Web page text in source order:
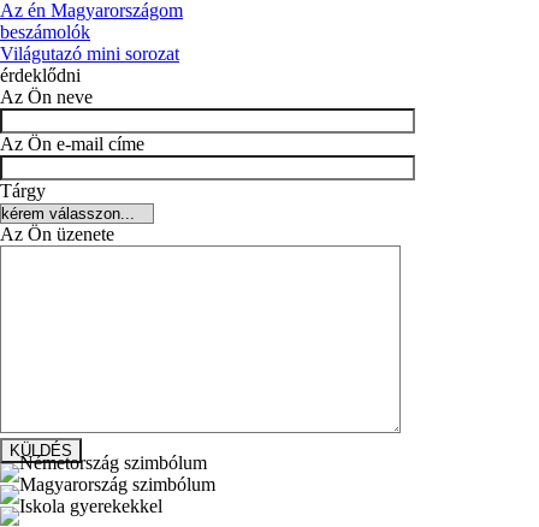
Az én Magyarországom
beszámolók
Világutazó mini sorozat
érdeklődni
Az Ön neve
Az Ön e-mail címe
Tárgy
Az Ön üzenete